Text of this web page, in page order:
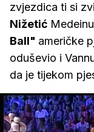
zvjezdica ti si
Nižetić
Ball" američke
oduševio i
da je tijekom